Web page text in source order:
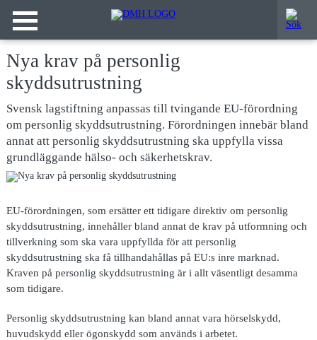
Nya krav på personlig
skyddsutrustning
Svensk lagstiftning anpassas till tvingande EU-förordning
om personlig skyddsutrustning. Förordningen innebär bland
annat att personlig skyddsutrustning ska uppfylla vissa
grundläggande hälso- och säkerhetskrav.
EU-förordningen, som ersätter ett tidigare direktiv om personlig
skyddsutrustning, innehåller bland annat de krav på utformning och
tillverkning som ska vara uppfyllda för att personlig
skyddsutrustning ska få tillhandahållas på EU:s inre marknad.
Kraven på personlig skyddsutrustning är i allt väsentligt desamma
som tidigare.
Personlig skyddsutrustning kan bland annat vara hörselskydd,
huvudskydd eller ögonskydd som används i arbetet.